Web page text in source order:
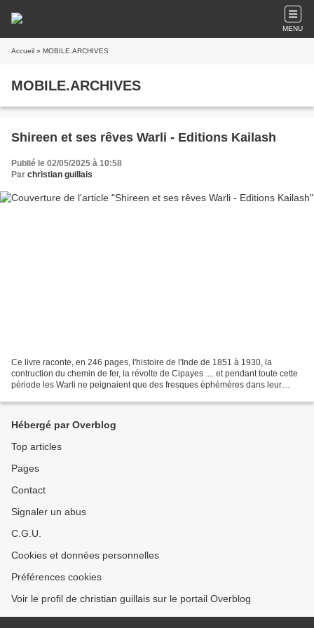
MENU
Accueil » MOBILE.ARCHIVES
MOBILE.ARCHIVES
Shireen et ses rêves Warli - Editions Kailash
Publié le 02/05/2025 à 10:58
Par christian guillais
Ce livre raconte, en 246 pages, l'histoire de l'Inde de 1851 à 1930, la
contruction du chemin de fer, la révolte de Cipayes .... et pendant toute cette
période les Warli ne peignaient que des fresques éphémères dans leur
Hébergé par Overblog
Top articles
Pages
Contact
Signaler un abus
C.G.U.
Cookies et données personnelles
Préférences cookies
Voir le profil de christian guillais sur le portail Overblog